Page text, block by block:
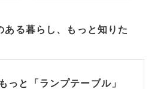
ある暮らし、もっと知りた
もっと「ランプテーブル」